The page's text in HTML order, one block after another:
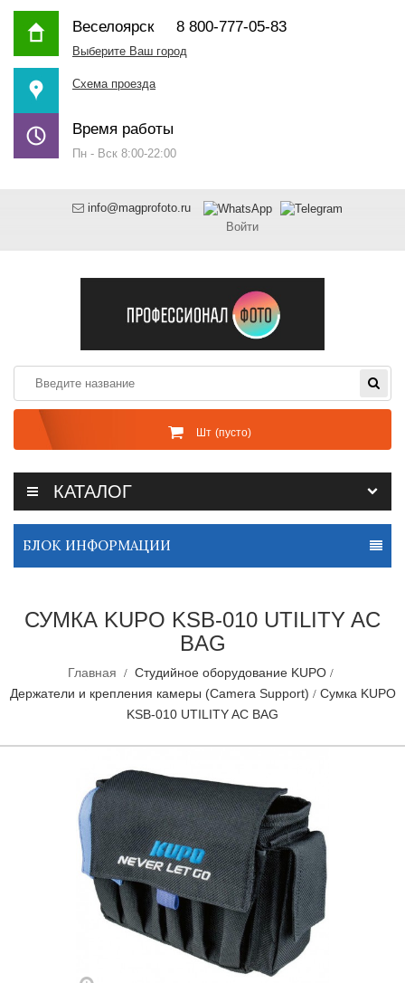
Веселоярск8 800-777-05-83
Выберите Ваш город
Схема проезда
Время работы
Пн - Вск 8:00-22:00
info@magprofoto.ru
Войти
Шт (пусто)
КАТАЛОГ
БЛОК ИНФОРМАЦИИ
СУМКА KUPO KSB-010 UTILITY AC
BAG
Главная
Студийное оборудование KUPO
Держатели и крепления камеры (Camera Support)
Сумка KUPO
KSB-010 UTILITY AC BAG